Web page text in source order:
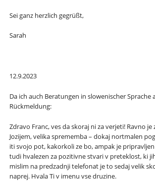
Sei ganz herzlich gegrüßt,
Sarah
12.9.2023
Da ich auch Beratungen in slowenischer Sprache
Rückmeldung:
Zdravo Franc, ves da skoraj ni za verjeti! Ravno je
Jozijem, velika sprememba – dokaj nortmalen
iti svojo pot, kakorkoli ze bo, ampak je
tudi hvalezen za pozitivne stvari v preteklost, ki
mislim na predzadnji telefonat je to sedaj velik
naprej. Hvala Ti v imenu vse druzine.